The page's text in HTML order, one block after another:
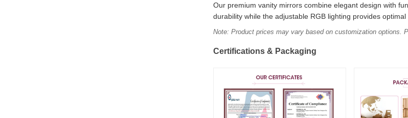
Our premium vanity mirrors combine elegant design with
durability while the adjustable RGB lighting provides
Note: Product prices may vary based on customization options.
Certifications & Packaging